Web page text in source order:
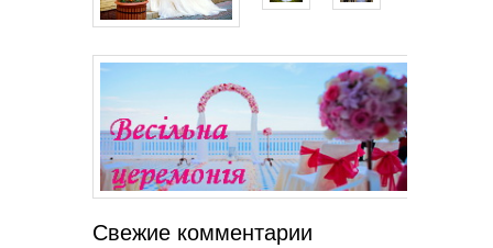
Свежие комментарии